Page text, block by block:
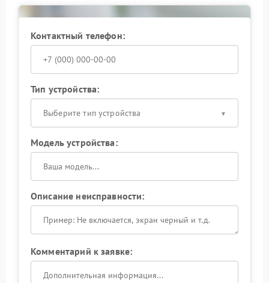
решение для вашего ИБП.
Контактный телефон:
Тип устройства:
Выберите тип устройства
Модель устройства:
Описание неисправности:
Комментарий к заявке: